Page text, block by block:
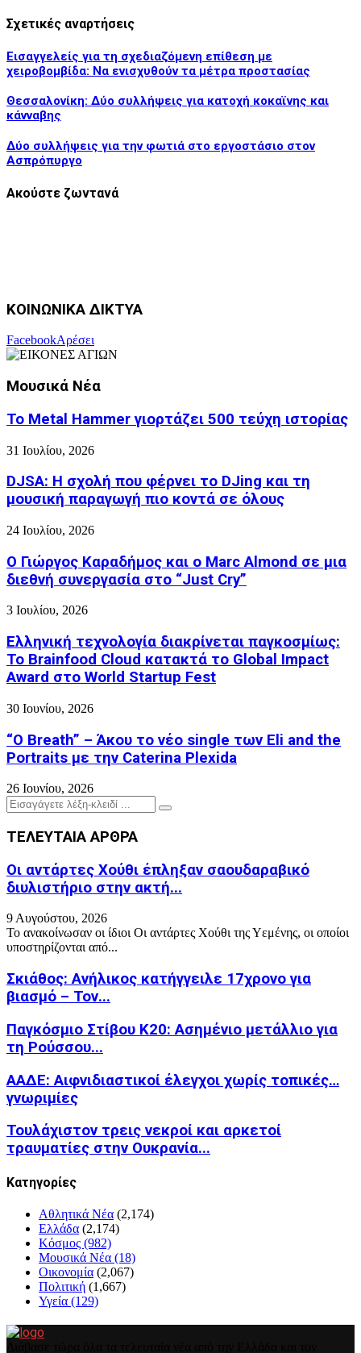
Σχετικές αναρτήσεις
Εισαγγελείς για τη σχεδιαζόμενη επίθεση με
χειροβομβίδα: Να ενισχυθούν τα μέτρα προστασίας
Θεσσαλονίκη: Δύο συλλήψεις για κατοχή κοκαϊνης και
κάνναβης
Δύο συλλήψεις για την φωτιά στο εργοστάσιο στον
Ασπρόπυργο
Ακούστε ζωντανά
ΚΟΙΝΩΝΙΚΑ ΔΙΚΤΥΑ
FacebookΑρέσει
Μουσικά Νέα
Το Metal Hammer γιορτάζει 500 τεύχη ιστορίας
31 Ιουλίου, 2026
DJSA: Η σχολή που φέρνει το DJing και τη
μουσική παραγωγή πιο κοντά σε όλους
24 Ιουλίου, 2026
Ο Γιώργος Καραδήμος και ο Marc Almond σε μια
διεθνή συνεργασία στο “Just Cry”
3 Ιουλίου, 2026
Ελληνική τεχνολογία διακρίνεται παγκοσμίως:
Το Brainfood Cloud κατακτά το Global Impact
Award στο World Startup Fest
30 Ιουνίου, 2026
“O Breath” – Άκου το νέο single των Eli and the
Portraits με την Caterina Plexida
26 Ιουνίου, 2026
Search
for:
Search
ΤΕΛΕΥΤΑΙΑ ΑΡΘΡΑ
Οι αντάρτες Χούθι έπληξαν σαουδαραβικό
διυλιστήριο στην ακτή...
9 Αυγούστου, 2026
Το ανακοίνωσαν οι ίδιοι Οι αντάρτες Χούθι της Υεμένης, οι οποίοι
υποστηρίζονται από...
Σκιάθος: Ανήλικος κατήγγειλε 17χρονο για
βιασμό – Τον...
Παγκόσμιο Στίβου Κ20: Ασημένιο μετάλλιο για
τη Ρούσσου...
ΑΑΔΕ: Αιφνιδιαστικοί έλεγχοι χωρίς τοπικές…
γνωριμίες
Τουλάχιστον τρεις νεκροί και αρκετοί
τραυματίες στην Ουκρανία...
Kατηγορίες
Αθλητικά Νέα (2,174)
Ελλάδα (2,174)
Κόσμος (982)
Μουσικά Νέα (18)
Οικονομία (2,067)
Πολιτική (1,667)
Υγεία (129)